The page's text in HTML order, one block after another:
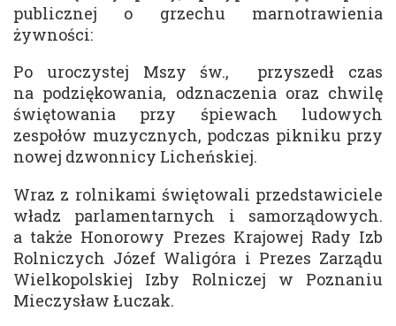
publicznej o grzechu marnotrawienia
żywności:
Po uroczystej Mszy św., przyszedł czas
na podziękowania, odznaczenia oraz chwilę
świętowania przy śpiewach ludowych
zespołów muzycznych, podczas pikniku przy
nowej dzwonnicy Licheńskiej.
Wraz z rolnikami świętowali przedstawiciele
władz parlamentarnych i samorządowych.
a także Honorowy Prezes Krajowej Rady Izb
Rolniczych Józef Waligóra i Prezes Zarządu
Wielkopolskiej Izby Rolniczej w Poznaniu
Mieczysław Łuczak.